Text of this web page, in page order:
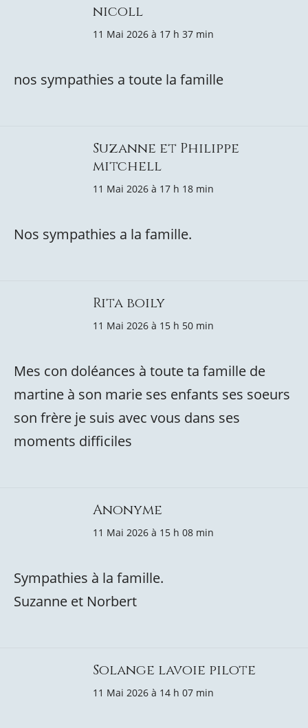
nicoll
11 Mai 2026 à 17 h 37 min
nos sympathies a toute la famille
Suzanne et Philippe
mitchell
11 Mai 2026 à 17 h 18 min
Nos sympathies a la famille.
Rita boily
11 Mai 2026 à 15 h 50 min
Mes con doléances à toute ta famille de
martine à son marie ses enfants ses soeurs
son frère je suis avec vous dans ses
moments difficiles
Anonyme
11 Mai 2026 à 15 h 08 min
Sympathies à la famille.
Suzanne et Norbert
Solange lavoie pilote
11 Mai 2026 à 14 h 07 min